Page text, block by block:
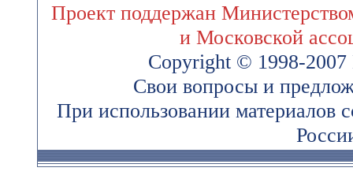
Проект поддержан
и Московской
Copyright © 1998-
Свои вопросы и
При использовании материалов